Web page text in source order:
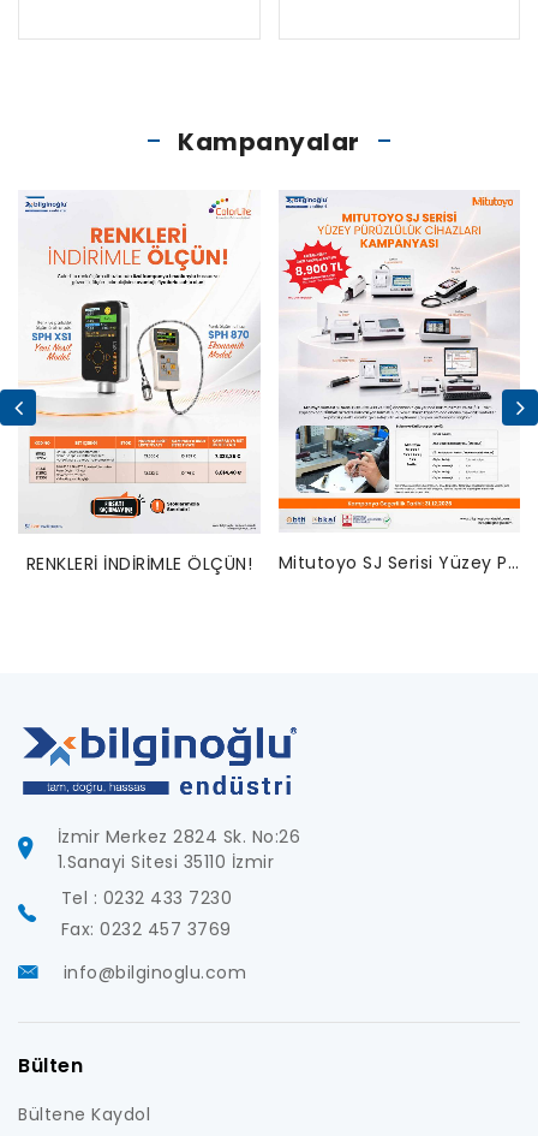
Kampanyalar
RENKLERİ İNDİRİMLE ÖLÇÜN! Mitutoyo SJ Serisi Yüzey Pürüzlülük Cihazları Bakım Kampanyası
İzmir Merkez 2824 Sk. No:26
1.Sanayi Sitesi 35110 İzmir
Tel : 0232 433 7230
Fax: 0232 457 3769
info@bilginoglu.com
Bülten
Bültene Kaydol